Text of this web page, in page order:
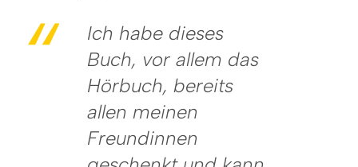
Ich habe dieses
Buch, vor allem das
Hörbuch, bereits
allen meinen
Freundinnen